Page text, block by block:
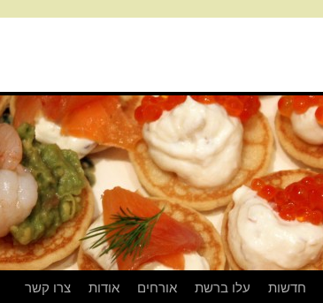
חדשות עלו ברשת אורחים אודות צרו קשר